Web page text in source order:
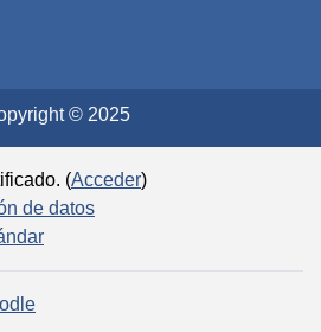
© 2025
(Acceder)
de datos